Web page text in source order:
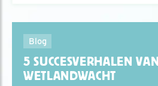
Blog
5 SUCCESVERHALEN
WETLANDWACHT